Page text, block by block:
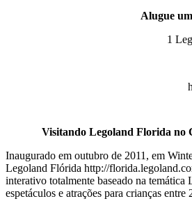
Alugue
1
Visitando Legoland Florida no
Inaugurado em outubro de 2011, em
Legoland Flórida http://
interativo totalmente baseado na temática
espetáculos e atrações para crianças entre